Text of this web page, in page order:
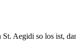
Aegidi so los ist,